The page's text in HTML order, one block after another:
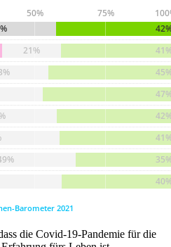
die Covid-19-Pandemie für die